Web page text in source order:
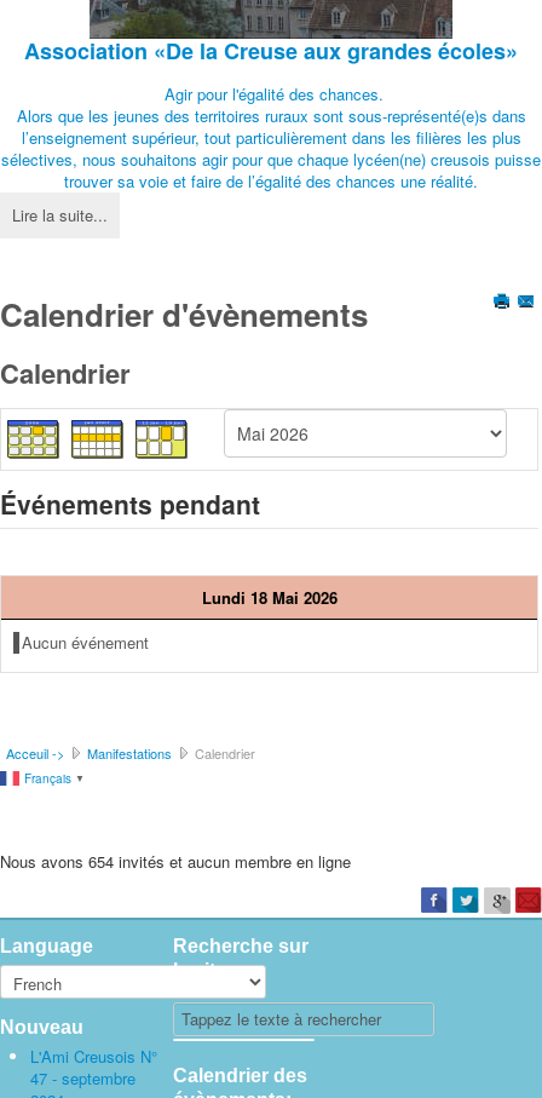
Association «De la Creuse aux grandes écoles»
Agir pour l'égalité des chances.
Alors que les jeunes des territoires ruraux sont sous-représenté(e)s dans
l’enseignement supérieur, tout particulièrement dans les filières les plus
sélectives, nous souhaitons agir pour que chaque lycéen(ne) creusois puisse
trouver sa voie et faire de l’égalité des chances une réalité.
Lire la suite...
Calendrier d'évènements
Calendrier
Événements pendant
Lundi 18 Mai 2026
Aucun événement
Acceuil -> Manifestations Calendrier
Français ▼
Nous avons 654 invités et aucun membre en ligne
Language
Nouveau
L'Ami Creusois N°
47 - septembre
Recherche sur
le site
Calendrier des